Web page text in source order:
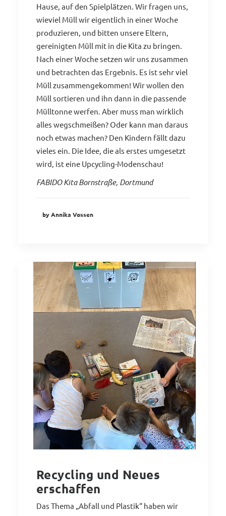
Hause, auf den Spielplätzen. Wir fragen uns,
wieviel Müll wir eigentlich in einer Woche
produzieren, und bitten unsere Eltern,
gereinigten Müll mit in die Kita zu bringen.
Nach einer Woche setzen wir uns zusammen
und betrachten das Ergebnis. Es ist sehr viel
Müll zusammengekommen! Wir wollen den
Müll sortieren und ihn dann in die passende
Mülltonne werfen. Aber muss man wirklich
alles wegschmeißen? Oder kann man daraus
noch etwas machen? Den Kindern fällt dazu
vieles ein. Die Idee, die als erstes umgesetzt
wird, ist eine Upcycling-Modenschau!
FABIDO Kita Bornstraße, Dortmund
by Annika Vossen
Recycling und Neues
erschaffen
Das Thema „Abfall und Plastik“ haben wir